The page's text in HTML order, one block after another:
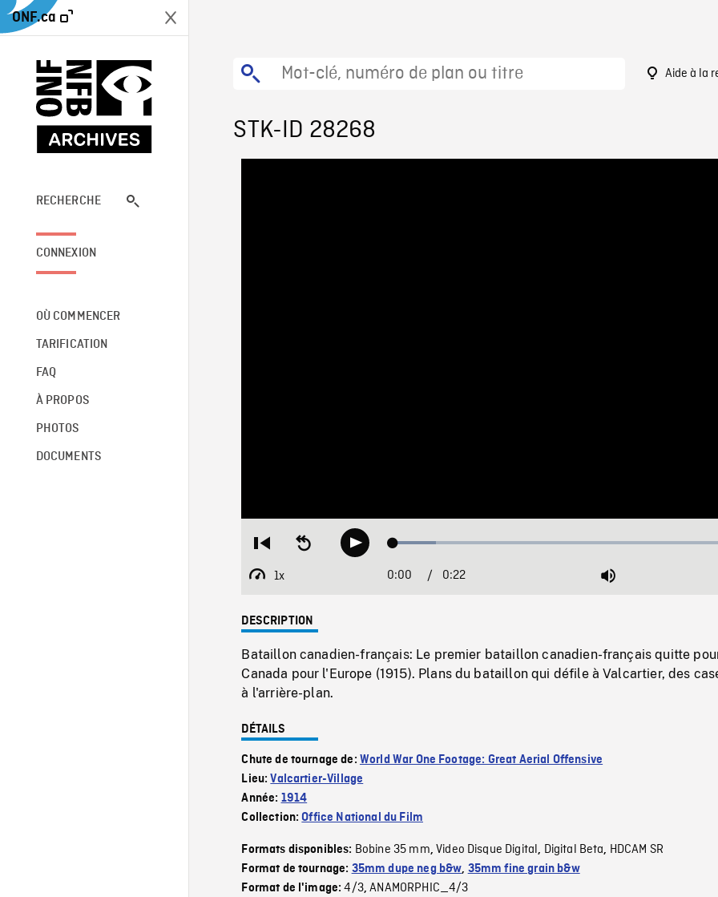
ONF.ca
RECHERCHE
CONNEXION
OÙ COMMENCER
TARIFICATION
FAQ
À PROPOS
PHOTOS
DOCUMENTS
Aide à la
STK-ID 28268
Restart
beginning
Seek
backwardPlay Loaded:
1x
Playback
Current
0:00 / Duration
0:22 Mute
DESCRIPTION
Bataillon canadien-français: Le premier bataillon canadien-français quitte
Canada pour l'Europe (1915). Plans du bataillon qui défile à Valcartier, des
à l'arrière-plan.
DÉTAILS
Chute de tournage de: World War One Footage: Great Aerial Offensive
Lieu:Valcartier-Village
Année: 1914
Collection:Office National du Film
Formats disponibles: Bobine 35 mm,Video Disque Digital, Digital Beta, HDCAM SR
Format de tournage: 35mm dupe neg b&w, 35mm fine grain b&w
Format de l'image:4/3,ANAMORPHIC_4/3